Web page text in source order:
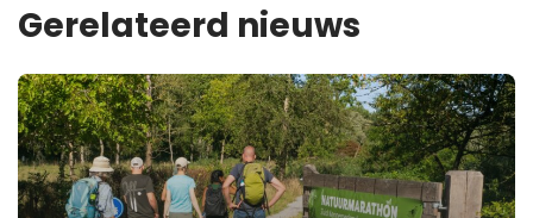
Gerelateerd nieuws